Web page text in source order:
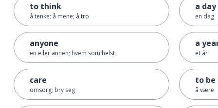
to think
å tenke; å mene; å tro
anyone
en eller annen; hvem som helst
care
omsorg; bry seg
a day
en dag
a
et år
to be
å være